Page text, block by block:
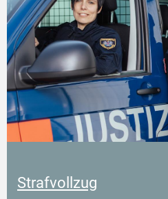
Strafvollzug